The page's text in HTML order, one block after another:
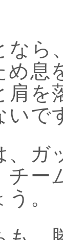
なら
息
肩を
いで
、ガ
チー
。